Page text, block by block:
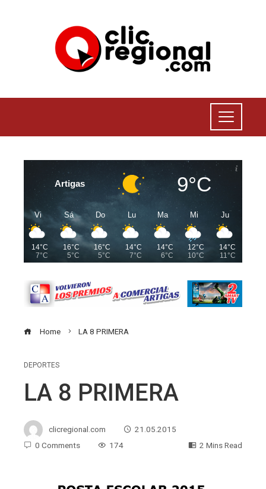
Artigas 9°C
Vi
14°C
7°C
Sá
16°C
5°C
Do
16°C
5°C
Lu
14°C
7°C
Ma
14°C
6°C
Mi
12°C
10°C
Ju
14°C
11°C
Home LA 8 PRIMERA
DEPORTES
LA 8 PRIMERA
clicregional.com
21.05.2015
0 Comments
174 2 Mins Read